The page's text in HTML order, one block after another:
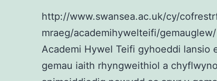
http://www.swansea.ac.uk/cy/
mraeg/academihywelteifi/gemauglew/
Academi Hywel Teifi gyhoeddi lansio
gemau iaith rhyngweithiol a